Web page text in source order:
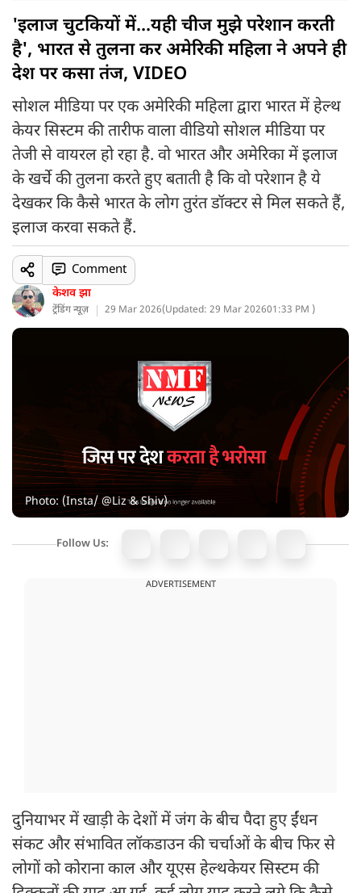
'इलाज चुटकियों में...यही चीज मुझे परेशान करती
है', भारत से तुलना कर अमेरिकी महिला ने अपने ही
देश पर कसा तंज, VIDEO
सोशल मीडिया पर एक अमेरिकी महिला द्वारा भारत में हेल्थ
केयर सिस्टम की तारीफ वाला वीडियो सोशल मीडिया पर
तेजी से वायरल हो रहा है. वो भारत और अमेरिका में इलाज
के खर्चे की तुलना करते हुए बताती है कि वो परेशान है ये
देखकर कि कैसे भारत के लोग तुरंत डॉक्टर से मिल सकते हैं,
इलाज करवा सकते हैं.
केशव झा
ट्रेंडिंग न्यूज़ 29 Mar 2026(Updated: 29 Mar 202601:33 PM )
Comment
Photo: (Insta/ @Liz & Shiv)
Follow Us:
ADVERTISEMENT
दुनियाभर में खाड़ी के देशों में जंग के बीच पैदा हुए ईंधन
संकट और संभावित लॉकडाउन की चर्चाओं के बीच फिर से
लोगों को कोराना काल और यूएस हेल्थकेयर सिस्टम की